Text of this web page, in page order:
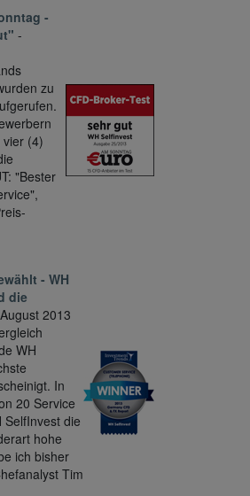
-
-
zu
(4)
"Bester
- WH
die
2013
WH
In
20 Service
SelfInvest die
hohe
ich bisher
Tim